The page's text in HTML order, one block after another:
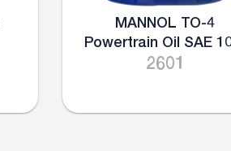
MANNOL TO-4
Powertrain Oil SAE
2601